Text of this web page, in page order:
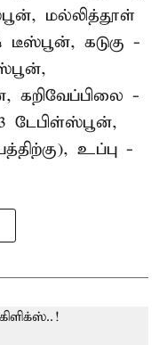
மல்லித்தூள்
கடுகு -
கறிவேப்பிலை -
உப்பு -